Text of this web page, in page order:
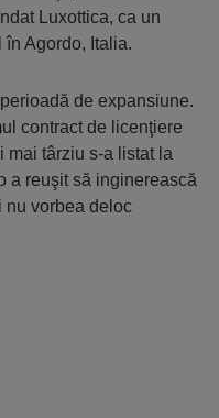
Luxottica, ca un
Agordo, Italia.
de expansiune.
contract de licenţiere
mai târziu s-a listat la
a reuşit să inginerească
nu vorbea deloc